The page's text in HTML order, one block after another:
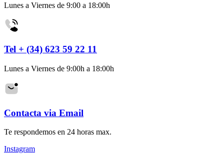
Lunes a Viernes de 9:00 a 18:00h
Tel + (34) 623 59 22 11
Lunes a Viernes de 9:00h a 18:00h
Contacta via Email
Te respondemos en 24 horas max.
Instagram